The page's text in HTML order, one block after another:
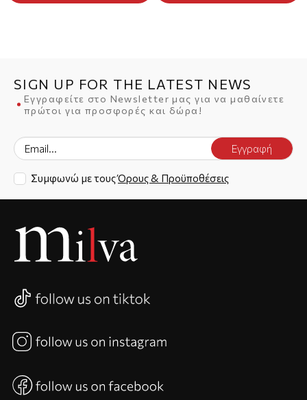
SIGN UP FOR THE LATEST NEWS
Εγγραφείτε στο Newsletter μας για να μαθαίνετε
πρώτοι για προσφορές και δώρα!
Εγγραφή
Συμφωνώ με τουςΌρους & Προϋποθέσεις